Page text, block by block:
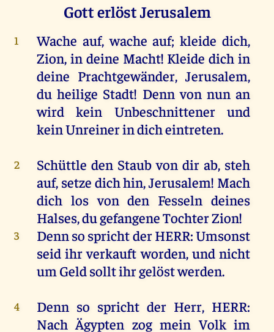
Gott erlöst Jerusalem
1 Wache auf,wache auf;kleide dich,
Zion, in deine Macht! Kleide dich in
deine Prachtgewänder,Jerusalem,
du heilige Stadt! Denn von nun an
wird
kein Unbeschnittener
und
keinUnreinerindicheintreten.
2 Schüttle den Staub von dir ab, steh
auf, setze dichhin,Jerusalem! Mach
dich los von den Fesseln deines
Halses,dugefangeneTochterZion!
3 Dennso sprichtderHERR:Umsonst
seid ihr verkauft worden, und nicht
um Geldsolltihrgelöstwerden.
4 Denn so spricht der Herr, HERR:
Nach Ägypten zog mein Volk im